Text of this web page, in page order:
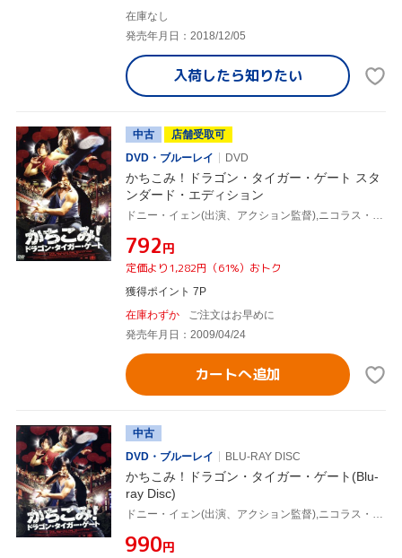
在庫なし
発売年月日：2018/12/05
入荷したら知りたい
中古
店舗受取可
DVD・ブルーレイ
DVD
かちこみ！ドラゴン・タイガー・ゲート スタ
ンダード・エディション
ドニー・イェン(出演、アクション監督),ニコラス・ツェー[謝霆鋒],ショーン・ユー,ウィルソン・イップ(監督),川井憲次(音楽)
¥792円
定価より1,282円（61%）おトク
獲得ポイント 7P
在庫わずか
ご注文はお早めに
発売年月日：2009/04/24
カートへ追加
中古
DVD・ブルーレイ
BLU-RAY DISC
かちこみ！ドラゴン・タイガー・ゲート(Blu-
ray Disc)
ドニー・イェン(出演、アクション監督),ニコラス・ツェー[謝霆鋒],ショーン・ユー,ウィルソン・イップ(監督),川井憲次(音楽)
¥990円